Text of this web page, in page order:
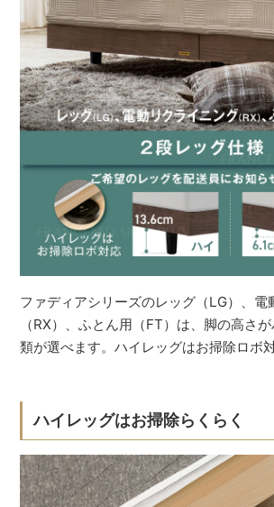
ファディアシリーズのレッグ（LG）、電
（RX）、ふとん用（FT）は、脚の高さ
類が選べます。ハイレッグはお掃除ロボ対
ハイレッグはお掃除らくらく